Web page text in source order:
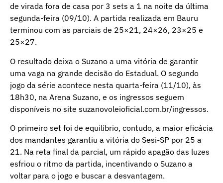
de virada fora de casa por 3 sets a 1 na noite da última
segunda-feira (09/10). A partida realizada em Bauru
terminou com as parciais de 25×21, 24×26, 23×25 e
25×27.
O resultado deixa o Suzano a uma vitória de garantir
uma vaga na grande decisão do Estadual. O segundo
jogo da série acontece nesta quarta-feira (11/10), às
18h30, na Arena Suzano, e os ingressos seguem
disponíveis no site suzanovoleioficial.com.br/ingressos.
O primeiro set foi de equilíbrio, contudo, a maior eficácia
dos mandantes garantiu a vitória do Sesi-SP por 25 a
21. Na reta final da parcial, um rápido apagão das luzes
esfriou o ritmo da partida, incentivando o Suzano a
voltar para o jogo e buscar a desvantagem.